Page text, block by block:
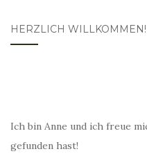
HERZLICH WILLKOMMEN!
Ich bin Anne und ich freue
gefunden hast!